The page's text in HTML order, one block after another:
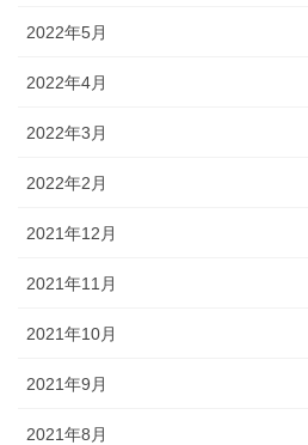
2022年5月
2022年4月
2022年3月
2022年2月
2021年12月
2021年11月
2021年10月
2021年9月
2021年8月